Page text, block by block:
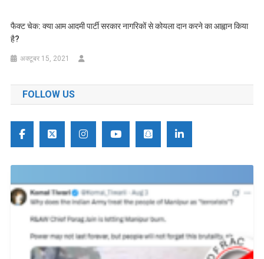
फैक्ट चेक: क्या आम आदमी पार्टी सरकार नागरिकों से कोयला दान करने का आह्वान किया
है?
अक्टूबर 15, 2021
FOLLOW US